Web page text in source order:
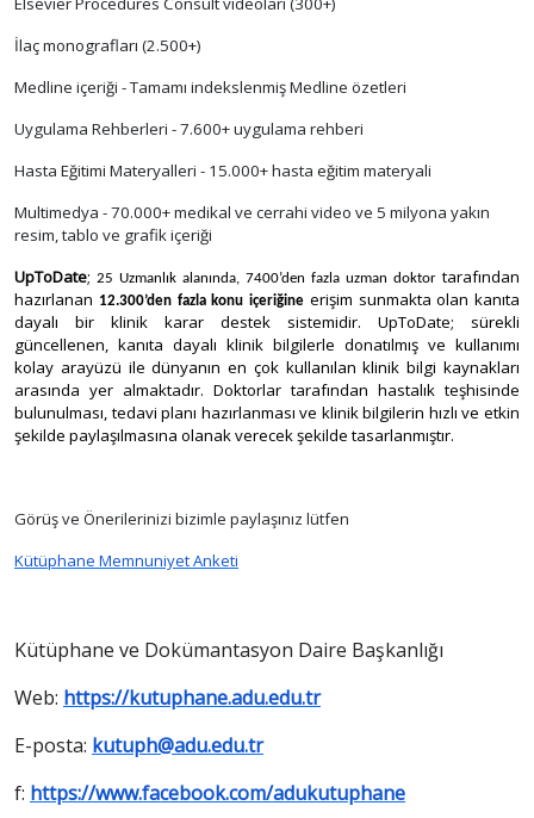
İlaç monografları (2.500+)
Medline içeriği - Tamamı indekslenmiş Medline özetleri
Uygulama Rehberleri - 7.600+ uygulama rehberi
Hasta Eğitimi Materyalleri - 15.000+ hasta eğitim materyali
Multimedya - 70.000+ medikal ve cerrahi video ve 5 milyona yakın
resim, tablo ve grafik içeriği
UpToDate; 25 Uzmanlık alanında, 7400’den fazla uzman doktor tarafından
hazırlanan 12.300’den fazla konu içeriğine erişim sunmakta olan kanıta
dayalı bir klinik karar destek sistemidir. UpToDate; sürekli
güncellenen, kanıta dayalı klinik bilgilerle donatılmış ve kullanımı
kolay arayüzü ile dünyanın en çok kullanılan klinik bilgi kaynakları
arasında yer almaktadır. Doktorlar tarafından hastalık teşhisinde
bulunulması, tedavi planı hazırlanması ve klinik bilgilerin hızlı ve etkin
şekilde paylaşılmasına olanak verecek şekilde tasarlanmıştır.
Görüş ve Önerilerinizi bizimle paylaşınız lütfen
Kütüphane Memnuniyet Anketi
Kütüphane ve Dokümantasyon Daire Başkanlığı
Web: https://kutuphane.adu.edu.tr
E-posta: kutuph@adu.edu.tr
f: https://www.facebook.com/adukutuphane